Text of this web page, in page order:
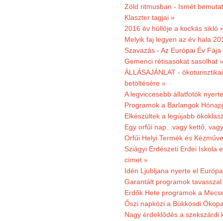
Zöld ritmusban - Ismét
Klaszter tagjai »
2016 év hüllője a kockás sikló
Melyik faj legyen az év hala
Szavazás - Az Európai Év
Gemenci rétisasokat sasolhat »
ÁLLÁSAJÁNLAT -
betöltésére »
A legviccesebb állatfotók
Programok a Barlangok
Elkészültek a legújabb
Egy orfűi nap...vagy kettő,
Orfűi Helyi Termék és
Sziágyi Erdészeti Erdei Iskola
címet »
Idén Ljubljana nyerte el
Garantált programok tavasszal
Erdők Hete programok a
Őszi napközi a Bükkösdi
Nagy érdeklődés a szekszárdi